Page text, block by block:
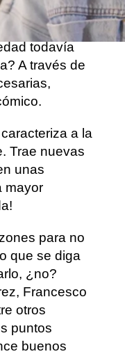
ya que
todavía
A través de
a la
Trae nuevas
unas
mayor
para no
que se diga
¿no?
Francesco
otros
puntos
buenos